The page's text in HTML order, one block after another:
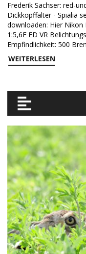
Frederik Sachser: red-
Dickkopffalter - Spialia
downloaden: Hier Nikon
1:5,6E ED VR
Empfindlichkeit: 500
WEITERLESEN